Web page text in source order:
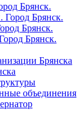
Брянск.
Город Брянск.
Брянск.
Брянск.
Брянска
объединения